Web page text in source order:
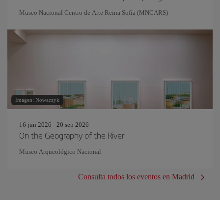
Museo Nacional Centro de Arte Reina Sofía (MNCARS)
Imagen: Nowaczyk
16 jun 2026 - 20 sep 2026
On the Geography of the River
Museo Arqueológico Nacional
Consulta todos los eventos en Madrid